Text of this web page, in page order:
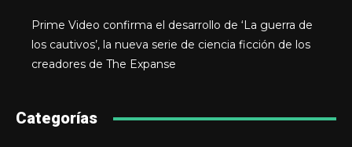
Prime Video confirma el desarrollo de ‘La guerra de
los cautivos’, la nueva serie de ciencia ficción de los
creadores de The Expanse
Categorías